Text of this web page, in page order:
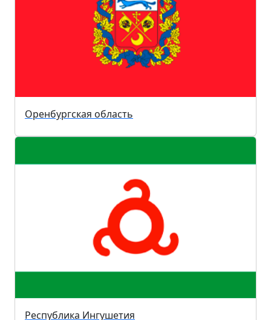
Оренбургская область
Республика Ингушетия